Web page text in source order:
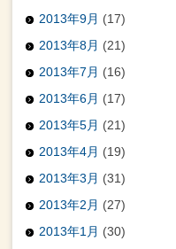
2013年9月 (17)
2013年8月 (21)
2013年7月 (16)
2013年6月 (17)
2013年5月 (21)
2013年4月 (19)
2013年3月 (31)
2013年2月 (27)
2013年1月 (30)